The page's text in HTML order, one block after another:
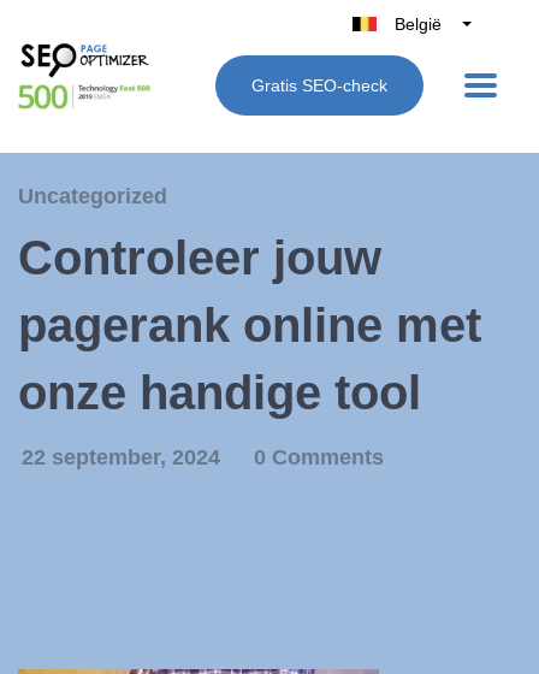
België
Belgique
Nederland
Gratis SEO-check
Uncategorized
Controleer jouw
pagerank online met
onze handige tool
22 september, 2024 0 Comments